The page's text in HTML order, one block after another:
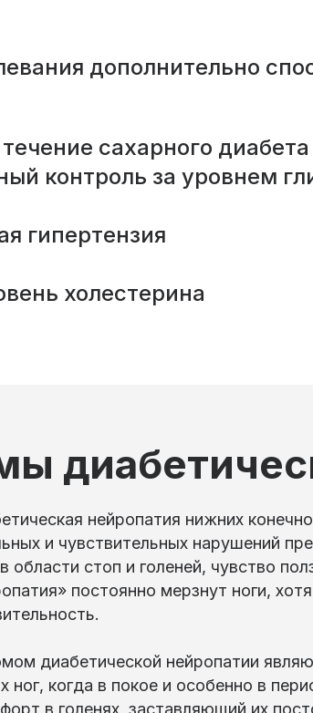
дополнительно
сахарного диабета
контроль за уровнем
гипертензия
холестерина
нейропатия нижних
и чувствительных нарушений
области стоп и голеней, чувство
постоянно мерзнут ноги,
диабетической нейропатии
ног, когда в покое и особенно в
в голенях, заставляющий их